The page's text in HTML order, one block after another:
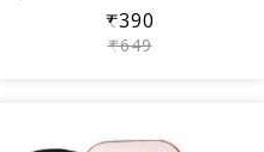
₹390
₹649